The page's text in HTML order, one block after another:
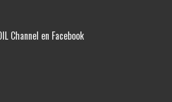
Channel en Facebook